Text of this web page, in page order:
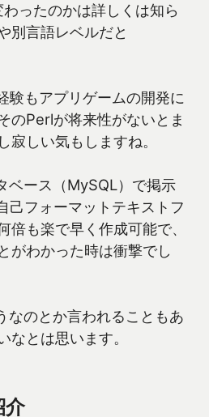
ったのかは詳しくは知ら
別言語レベルだと
験もアプリゲームの開発に
のPerlが将来性がないとま
寂しい気もしますね。
ベース（MySQL）で掲示
己フォーマットテキストフ
倍も楽で早く作成可能で、
がわかった時は衝撃でし
なのとか言われることもあ
なとは思います。
介